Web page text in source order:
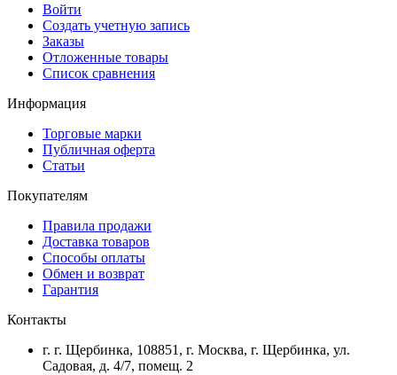
Войти
Создать учетную запись
Заказы
Отложенные товары
Список сравнения
Информация
Торговые марки
Публичная оферта
Статьи
Покупателям
Правила продажи
Доставка товаров
Способы оплаты
Обмен и возврат
Гарантия
Контакты
г. г. Щербинка, 108851, г. Москва, г. Щербинка, ул.
Садовая, д. 4/7, помещ. 2